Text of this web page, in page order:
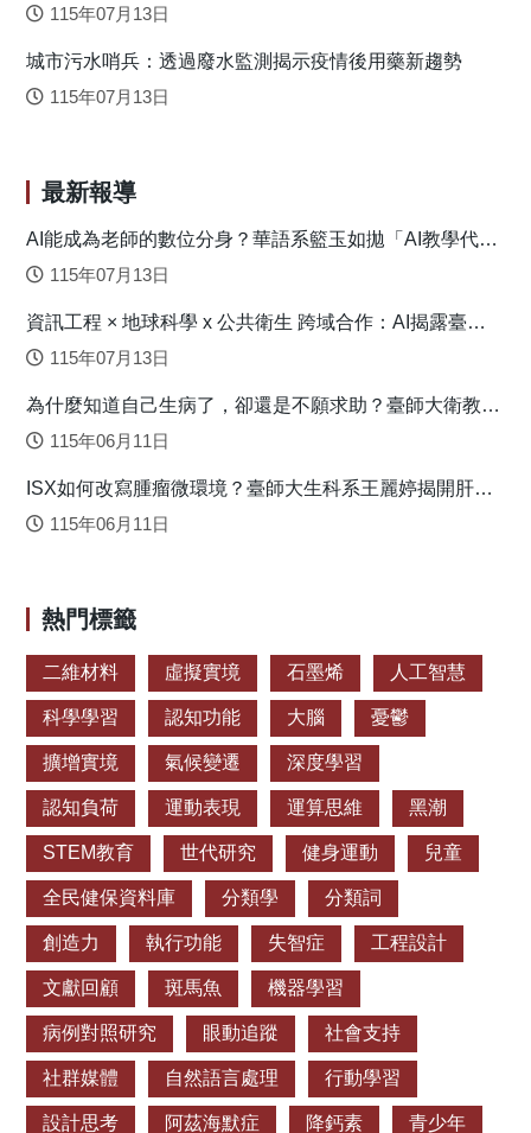
17,982個 SNPs；如果僅是台灣油杉的62個樣本，則可獲得
示，台灣油杉與德氏油杉可清楚的被區分，並能有效區分台
灣油杉樣本以及族群間的遺傳關係。然而屬於台灣油杉大武
且其中的15個經邏輯迴歸分析檢測與環境因子有顯著的相
的差異有關，顯示為isolation by environment (IBE)的分歧型
式，並且，經由多矩陣逢機迴歸分析顯示除了有顯著的IBE之
型式。在23個具遺傳分化偏離的SNPs中，有3個SNPs其基因
序列經由BLASTN的比對，發現與維持粒線體代謝平衡以及逆
遺傳分岐，與因應棲地環境的適應性演化有關。 原文出處：
Shih KM, Chang CT, Chung JD, Chiang YC, Hwang SY*
isolation-by-distance in populations of Taiwan cow-tail fir
(Keteleeria davidiana var. formosana). Front Plant Sci 9: 92.
SY* (2018) The contribution of neutral and environmentally
lineage divergence in Taiwania (Taiwania cryptomerioides).
Front Plant Sci 9: 1148.
https://www.frontiersin.org/articles/10.3389/fpls.2018.01148/full
115年07月13日
城市污水哨兵：透過廢水監測揭示疫情後用藥新趨勢
115年07月13日
最新報導
AI能成為老師的數位分身？華語系籃玉如拋「AI教學代理
人」新模式
115年07月13日
資訊工程 × 地球科學 x 公共衛生 跨域合作：AI揭露臺灣
心血管疾病高風險環境型態
115年07月13日
為什麼知道自己生病了，卻還是不願求助？臺師大衛教系
連盈如揭心理健康求助關鍵
115年06月11日
ISX如何改寫腫瘤微環境？臺師大生科系王麗婷揭開肝癌
免疫逃脫機制
115年06月11日
熱門標籤
二維材料 虛擬實境 石墨烯 人工智慧
科學學習 認知功能 大腦 憂鬱
擴增實境 氣候變遷 深度學習
認知負荷 運動表現 運算思維 黑潮
STEM教育 世代研究 健身運動 兒童
全民健保資料庫 分類學 分類詞
創造力 執行功能 失智症 工程設計
文獻回顧 斑馬魚 機器學習
病例對照研究 眼動追蹤 社會支持
社群媒體 自然語言處理 行動學習
設計思考 阿茲海默症 降鈣素 青少年